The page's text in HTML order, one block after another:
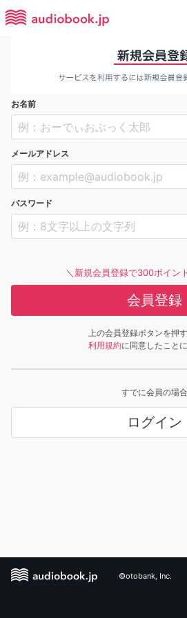
お名前
メールアドレス
パスワード
＼新規会員登録で300ポイン
会員登録
上の会員登録ボタンを押す
利用規約に同意したこと
すでに会員の場合
ログイン
©otobank, Inc.